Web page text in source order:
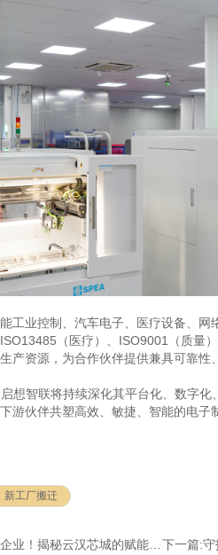
工业控制、汽车电子、医疗设备、
（医疗）、ISO9001（质量
产资源，为合作伙伴提供兼具可靠
想智联将持续深化其平台化、数字
游伙伴共塑高效、敏捷、智能的电子
新工厂搬迁
！揭秘云汉芯城的赋能密码 下一篇:守